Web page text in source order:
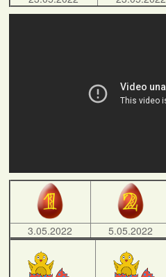
3.05.2022 5.05.2022